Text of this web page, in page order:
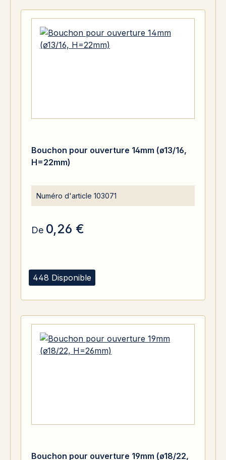
448 Disponible
Bouchon pour ouverture 14mm (ø13/16,
H=22mm)
Numéro d'article 103071
De 0,26 €
Bouchon pour ouverture 19mm (ø18/22,